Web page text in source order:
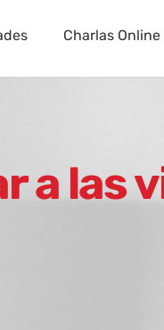
Charlas Online
a las